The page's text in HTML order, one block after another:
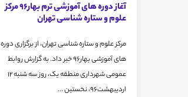
آغاز دوره های آموزشی ترم بهار96 مرکز
علوم و ستاره شناسی تهران
مرکز علوم و ستاره شناسی تهران، از برگزاری دوره
های آموزشی بهار96 خبر داد. به گزارش روابط
عمومی شهرداری منطقه یک، روز سه شنبه 12
اردیبهشت96، نخستین ...